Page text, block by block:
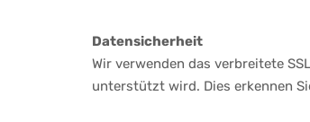
Datensicherheit
Wir verwenden das verbreitete
unterstützt wird. Dies erkennen